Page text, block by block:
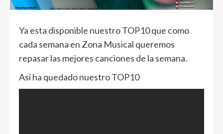
Ya esta disponible nuestro TOP10 que como
cada semana en Zona Musical queremos
repasar las mejores canciones de la semana.
Así ha quedado nuestro TOP10